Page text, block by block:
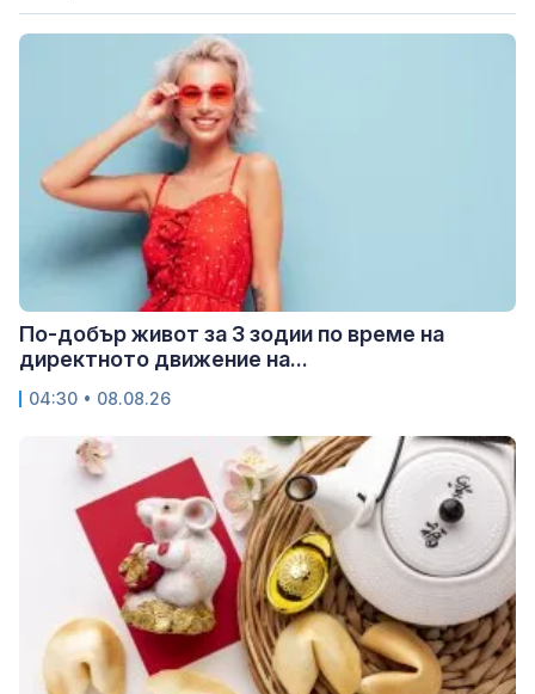
По-добър живот за 3 зодии по време на
директното движение на...
04:30 • 08.08.26